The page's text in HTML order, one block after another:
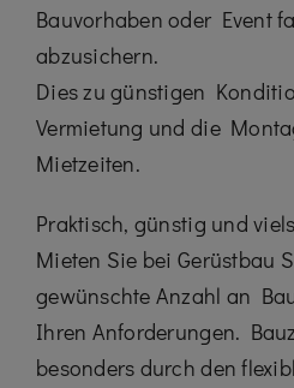
Bauvorhaben oder Event
abzusichern.
Dies zu günstigen
Vermietung und die
Mietzeiten.
Praktisch, günstig und
Mieten Sie bei Gerüstbau
gewünschte Anzahl an
Ihren Anforderungen.
besonders durch den